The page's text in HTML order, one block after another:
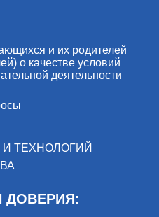
и их родителей
о качестве условий
деятельности
ТЕХНОЛОГИЙ
ДОВЕРИЯ: